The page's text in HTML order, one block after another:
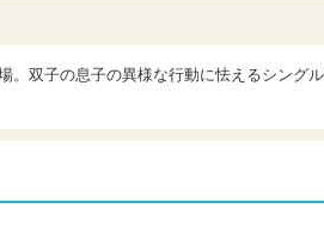
。双子の息子の異様な行動に怯えるシング